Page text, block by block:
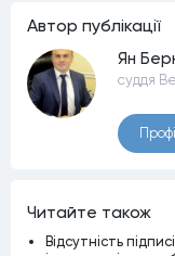
Автор публiкацiї
Ян
суддя
Читайте також
Відсутність